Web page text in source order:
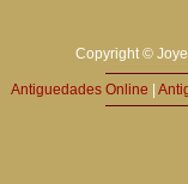
Copyright ©
Antiguedades Online